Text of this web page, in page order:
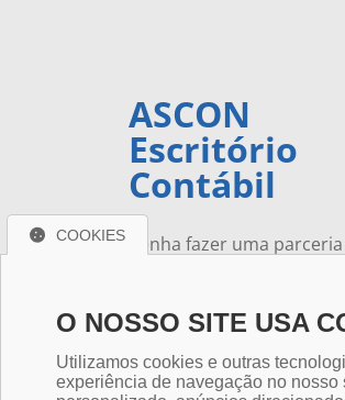
ASCON
Escritório
Contábil
Venha fazer uma
COOKIES
O NOSSO SITE USA
Utilizamos cookies e outras
experiência de navegação no nosso